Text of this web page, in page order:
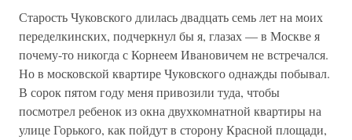
Старость Чуковского длилась двадцать семь лет на моих
переделкинских, подчеркнул бы я, глазах — в Москве я
почему-то никогда с Корнеем Ивановичем не встречался.
Но в московской квартире Чуковского однажды побывал.
В сорок пятом году меня привозили туда, чтобы
посмотрел ребенок из окна двухкомнатной квартиры на
улице Горького, как пойдут в сторону Красной площади,